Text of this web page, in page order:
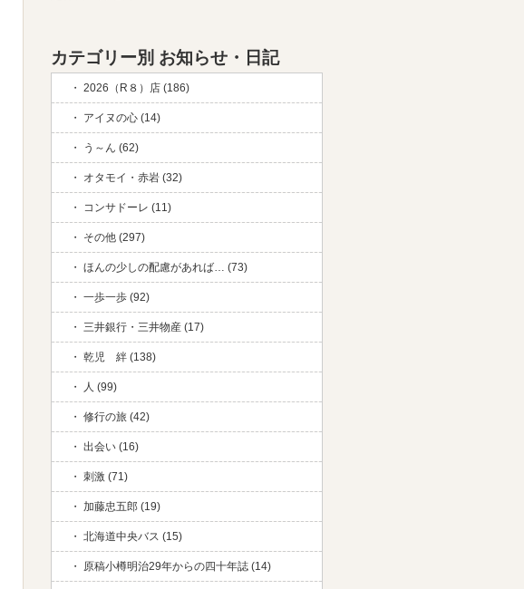
カテゴリー別 お知らせ・日記
2026（R８）店 (186)
アイヌの心 (14)
う～ん (62)
オタモイ・赤岩 (32)
コンサドーレ (11)
その他 (297)
ほんの少しの配慮があれば… (73)
一歩一歩 (92)
三井銀行・三井物産 (17)
乾児 絆 (138)
人 (99)
修行の旅 (42)
出会い (16)
刺激 (71)
加藤忠五郎 (19)
北海道中央バス (15)
原稿小樽明治29年からの四十年誌 (14)